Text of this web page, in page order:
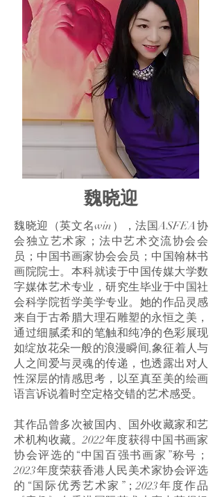
魏晓迎
魏晓迎（英文名win），法国ASFEA协
会独立艺术家；法中艺术交流协会会
员；中国书画家协会会员；中国翰林书
画院院士。本科就读于中国传媒大学数
字媒体艺术专业，研究生毕业于中国社
会科学院哲学美学专业。她的作品灵感
来自于古希腊大理石雕塑的永恒之美，
通过细腻柔和的笔触和纯净的色彩展现
如绽放花朵一般的浪漫瞬间,象征着人与
人之间爱与灵魂的传递，也透露出对人
性深层的情感思考，以至真至美的绘画
语言诉说着时空定格交错的艺术感受。
其作品曾多次被国内、国外收藏家和艺
术机构收藏。2022年度获得中国书画家
协会评选的“中国百强书画家”称号；
2023年度荣获香港人民美术家协会评选
的“国际优秀艺术家”；2023年度作品